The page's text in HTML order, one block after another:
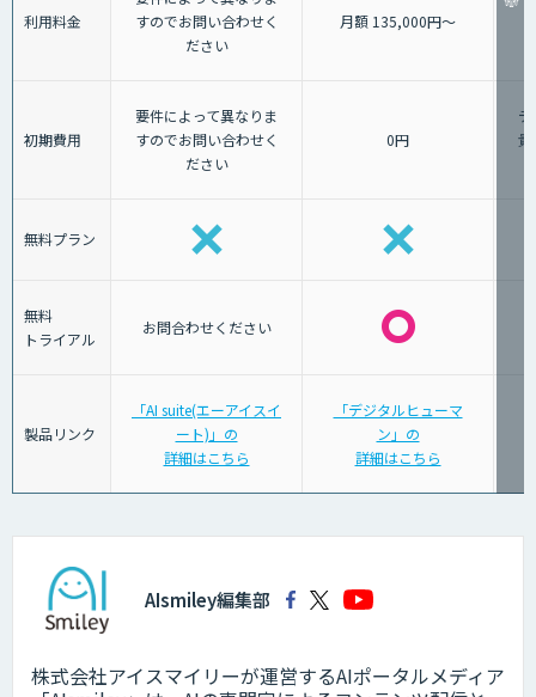
利用料金
すのでお問い合わせく
ださい
月額 135,000円〜
初期費用
要件によって異なりま
すのでお問い合わせく
ださい
0円
貴
無料プラン
無料
トライアル
お問合わせください
製品リンク
「AI suite(エーアイスイ
ート)」の
詳細はこちら
「デジタルヒューマ
ン」の
詳細はこちら
AIsmiley編集部
株式会社アイスマイリーが運営するAIポータルメディア